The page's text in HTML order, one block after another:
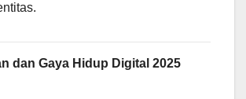
dan Gaya Hidup Digital 2025